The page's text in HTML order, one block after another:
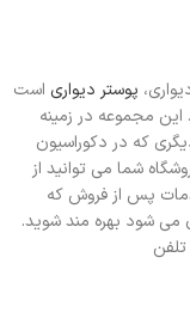
پوستر دیواری است
این مجموعه در زمینه
که در دکوراسیون
شما می توانید از
پس از فروش که
می شود بهره مند شوید.